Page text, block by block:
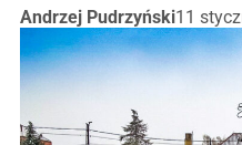
Andrzej Pudrzyński11